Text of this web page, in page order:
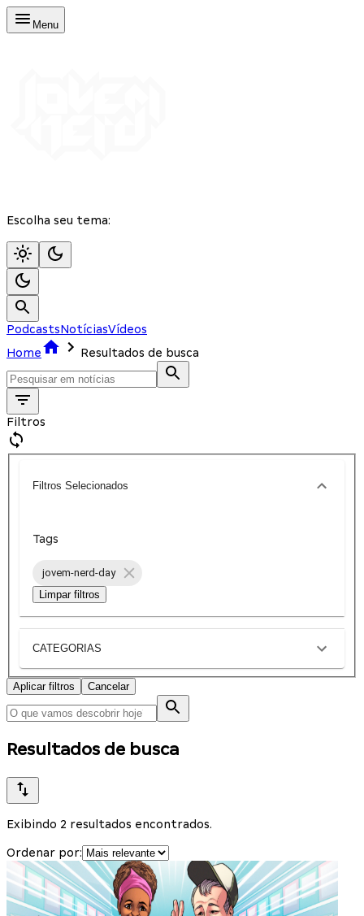
Menu
Escolha seu tema:
PodcastsNotíciasVídeos
Home
Resultados de busca
Filtros
Filtros Selecionados
Tags
jovem-nerd-day
Limpar filtros
CATEGORIAS
Aplicar filtros Cancelar
Resultados de busca
Exibindo 2 resultados encontrados.
Ordenar por: